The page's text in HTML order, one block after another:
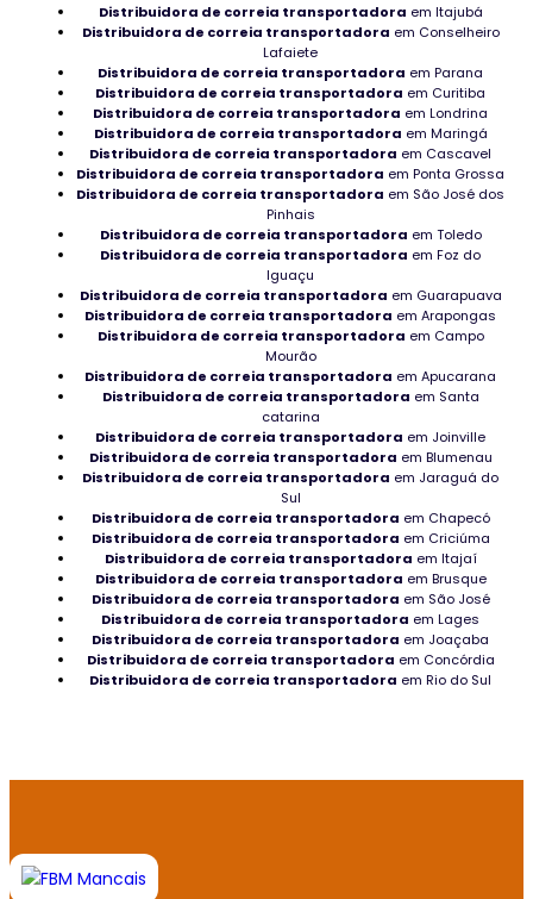
Rolamento para CNC distribuidor
Peças de manutenção de máquina
Distribuidor de peças para compressor
Rolamentos NTN no Rio Grande do Sul
Loja de Mancais NSK
Distribuidor de Mancais de apoio
Rolamentos de Deslizamento em Minas Gerais
Rolamentos de rolos cônicos
Rolamentos industriais onde adquirir
Mancal NSK é bom
Adquirir Rolamento para moinho
Catálogo de Mancais em Macapá
Distribuidora de mancais e rolamentos
Mancal Radial no Espírito Santo
Tipos de Mancais e Suas Aplicações em Roraima
Axial de Esferas em Roraima no Tocantins
Rolamento de alta precisão em Belém
Distribuidora de correia transportadora em Itajubá
Distribuidora de correia transportadora em Conselheiro
Lafaiete
Distribuidora de correia transportadora em Parana
Distribuidora de correia transportadora em Curitiba
Distribuidora de correia transportadora em Londrina
Distribuidora de correia transportadora em Maringá
Distribuidora de correia transportadora em Cascavel
Distribuidora de correia transportadora em Ponta Grossa
Distribuidora de correia transportadora em São José dos
Pinhais
Distribuidora de correia transportadora em Toledo
Distribuidora de correia transportadora em Foz do
Iguaçu
Distribuidora de correia transportadora em Guarapuava
Distribuidora de correia transportadora em Arapongas
Distribuidora de correia transportadora em Campo
Mourão
Distribuidora de correia transportadora em Apucarana
Distribuidora de correia transportadora em Santa
catarina
Distribuidora de correia transportadora em Joinville
Distribuidora de correia transportadora em Blumenau
Distribuidora de correia transportadora em Jaraguá do
Sul
Distribuidora de correia transportadora em Chapecó
Distribuidora de correia transportadora em Criciúma
Distribuidora de correia transportadora em Itajaí
Distribuidora de correia transportadora em Brusque
Distribuidora de correia transportadora em São José
Distribuidora de correia transportadora em Lages
Distribuidora de correia transportadora em Joaçaba
Distribuidora de correia transportadora em Concórdia
Distribuidora de correia transportadora em Rio do Sul